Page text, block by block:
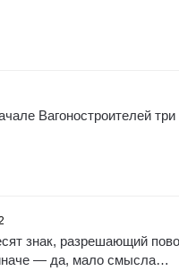
Вагоностроителей
знак, разрешающий
— да, мало смысла…